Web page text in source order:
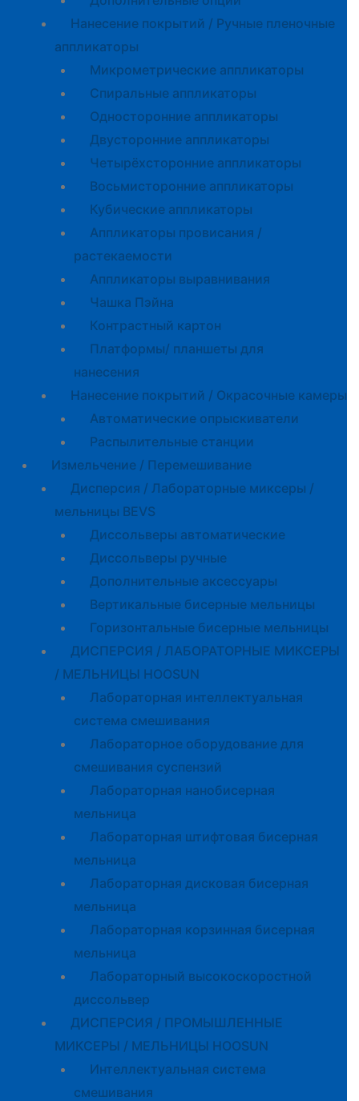
Нанесение покрытий / Ручные пленочные
аппликаторы
Микрометрические аппликаторы
Спиральные аппликаторы
Односторонние аппликаторы
Двусторонние аппликаторы
Четырёхсторонние аппликаторы
Восьмисторонние аппликаторы
Кубические аппликаторы
Аппликаторы провисания /
растекаемости
Аппликаторы выравнивания
Чашка Пэйна
Контрастный картон
Платформы/ планшеты для
нанесения
Нанесение покрытий / Окрасочные камеры
Автоматические опрыскиватели
Распылительные станции
Измельчение / Перемешивание
Дисперсия / Лабораторные миксеры /
мельницы BEVS
Диссольверы автоматические
Диссольверы ручные
Дополнительные аксессуары
Вертикальные бисерные мельницы
Горизонтальные бисерные мельницы
ДИСПЕРСИЯ / ЛАБОРАТОРНЫЕ МИКСЕРЫ
/ МЕЛЬНИЦЫ HOOSUN
Лабораторная интеллектуальная
система смешивания
Лабораторное оборудование для
смешивания суспензий
Лабораторная нанобисерная
мельница
Лабораторная штифтовая бисерная
мельница
Лабораторная дисковая бисерная
мельница
Лабораторная корзинная бисерная
мельница
Лабораторный высокоскоростной
диссольвер
ДИСПЕРСИЯ / ПРОМЫШЛЕННЫЕ
МИКСЕРЫ / МЕЛЬНИЦЫ HOOSUN
Интеллектуальная система
смешивания